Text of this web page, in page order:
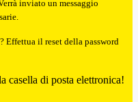
inviato un messaggio
Effettua il reset della password
casella di posta elettronica!